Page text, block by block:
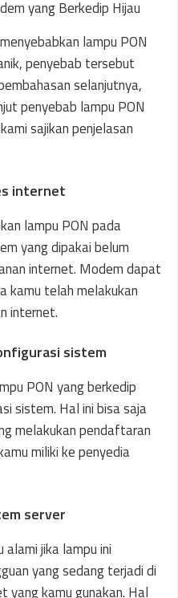
lampu PON
penyebab tersebut
selanjutnya,
penyebab lampu PON
sajikan penjelasan
internet
lampu PON pada
yang dipakai belum
internet. Modem dapat
kamu telah melakukan
internet.
sistem
PON yang berkedip
sistem. Hal ini bisa saja
melakukan pendaftaran
miliki ke penyedia
server
jika lampu ini
yang sedang terjadi di
yang kamu gunakan. Hal